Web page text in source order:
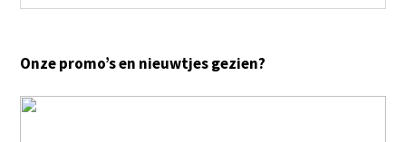
Onze promo’s en nieuwtjes gezien?